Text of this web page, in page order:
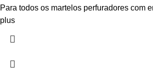
Para todos os martelos perfuradores com
plus